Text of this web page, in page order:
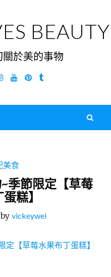
BEAUTY
於美的事物
InstagramYouTubePinterest
Tumblr
美食
季節限定【草莓
糕】
by vickeywei